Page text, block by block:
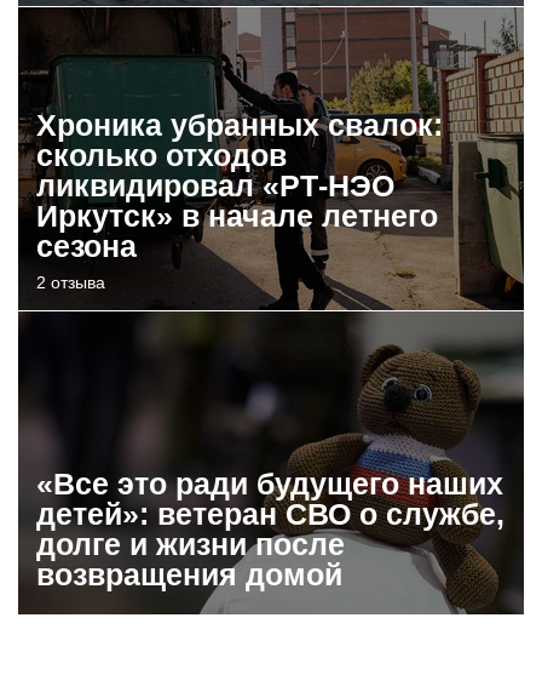
Хроника убранных свалок:
сколько отходов
ликвидировал «РТ-НЭО
Иркутск» в начале летнего
сезона
2 отзыва
«Все это ради будущего наших
детей»: ветеран СВО о службе,
долге и жизни после
возвращения домой